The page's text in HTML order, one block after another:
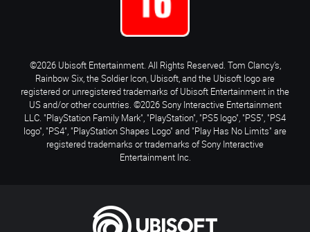
©2026 Ubisoft Entertainment. All Rights Reserved. Tom Clancy’s,
Rainbow Six, the Soldier Icon, Ubisoft, and the Ubisoft logo are
registered or unregistered trademarks of Ubisoft Entertainment in the
US and/or other countries. ©2026 Sony Interactive Entertainment
LLC. "PlayStation Family Mark", "PlayStation", "PS5 logo", "PS5", "PS4
logo", "PS4", "PlayStation Shapes Logo" and "Play Has No Limits" are
registered trademarks or trademarks of Sony Interactive
Entertainment Inc.